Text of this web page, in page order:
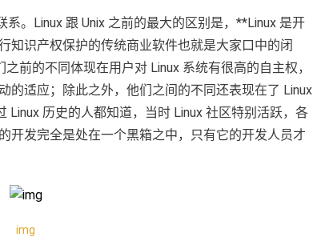
。Linux 跟 Unix 之前的最大的区别是，**Linux 是开
知识产权保护的传统商业软件也就是大家口中的闭
前的不同体现在用户对 Linux 系统有很高的自主权，
的适应；除此之外，他们之间的不同还表现在了 Linux
历史的人都知道，当时 Linux 社区特别活跃，各
开发完全是处在一个黑箱之中，只有它的开发人员才
img